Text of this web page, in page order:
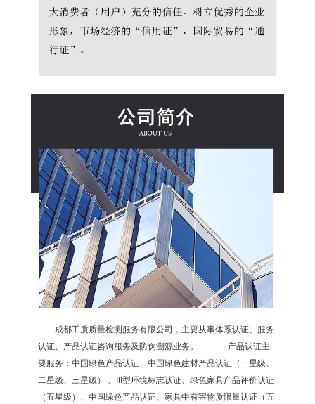
成都工质质量检测服务有限公司，主要从事体系认证、服务
认证、产品认证咨询服务及防伪溯源业务。 产品认证主
要服务：中国绿色产品认证、中国绿色建材产品认证（一星级、
二星级、三星级） 、III型环境标志认证、绿色家具产品评价认证
（五星级）、中国绿色产品认证、家具中有害物质限量认证（五